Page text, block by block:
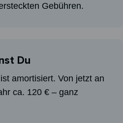
Gebühren.
Du
amortisiert. Von jetzt an
ca. 120 € – ganz